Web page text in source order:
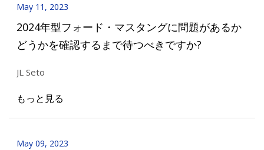
May 11, 2023
2024年型フォード・マスタングに問題があるか
どうかを確認するまで待つべきですか?
JL Seto
もっと見る
May 09, 2023